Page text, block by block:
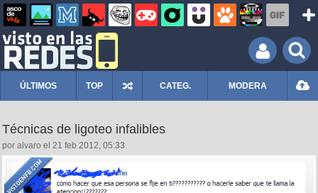
ÚLTIMOS TOP CATEG. MODERA
Técnicas de ligoteo infalibles
por alvaro el 21 feb 2012, 05:33